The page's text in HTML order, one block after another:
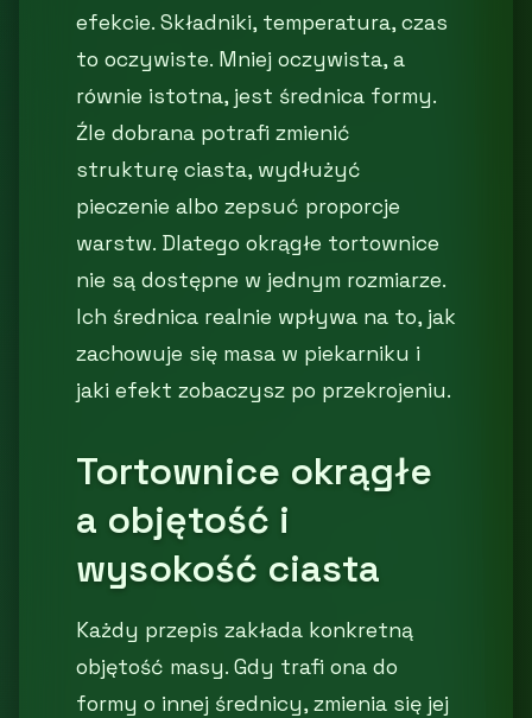
efekcie. Składniki, temperatura, czas
to oczywiste. Mniej oczywista, a
równie istotna, jest średnica formy.
Źle dobrana potrafi zmienić
strukturę ciasta, wydłużyć
pieczenie albo zepsuć proporcje
warstw. Dlatego okrągłe tortownice
nie są dostępne w jednym rozmiarze.
Ich średnica realnie wpływa na to, jak
zachowuje się masa w piekarniku i
jaki efekt zobaczysz po przekrojeniu.
Tortownice okrągłe
a objętość i
wysokość ciasta
Każdy przepis zakłada konkretną
objętość masy. Gdy trafi ona do
formy o innej średnicy, zmienia się jej